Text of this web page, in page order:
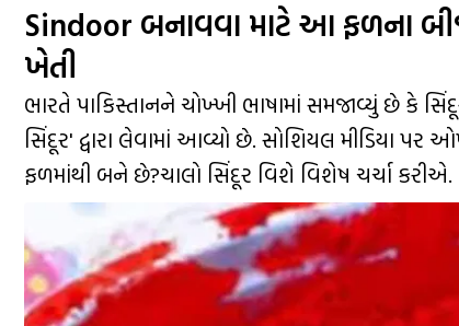
Sindoor બનાવવા માટે આ ફળના
ખેતી
ભારતે પાકિસ્તાનને ચોખ્ખી ભાષામાં સમજાવ્યું છે કે
સિંદૂર' દ્વારા લેવામાં આવ્યો છે. સોશિયલ મીડિયા
ફળમાંથી બને છે?ચાલો સિંદૂર વિશે વિશેષ ચર્ચા કરીએ.